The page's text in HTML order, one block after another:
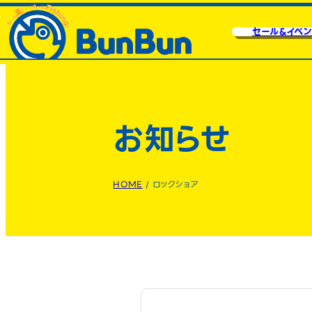
セール&イベ
お知らせ
HOME / ロックショア